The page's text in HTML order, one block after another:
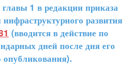
1 в редакции приказа
развития
(вводится в действие по
дней после дня его
опубликования).